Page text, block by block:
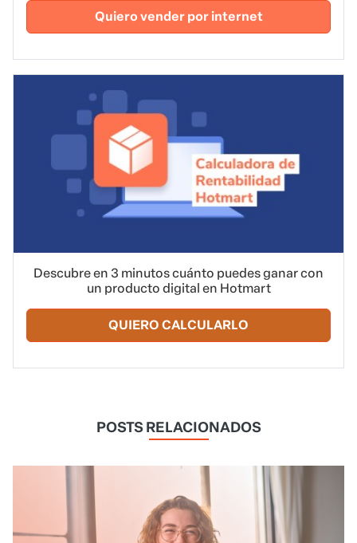
Quiero vender por internet
Descubre en 3 minutos cuánto puedes ganar con
un producto digital en Hotmart
QUIERO CALCULARLO
POSTS RELACIONADOS